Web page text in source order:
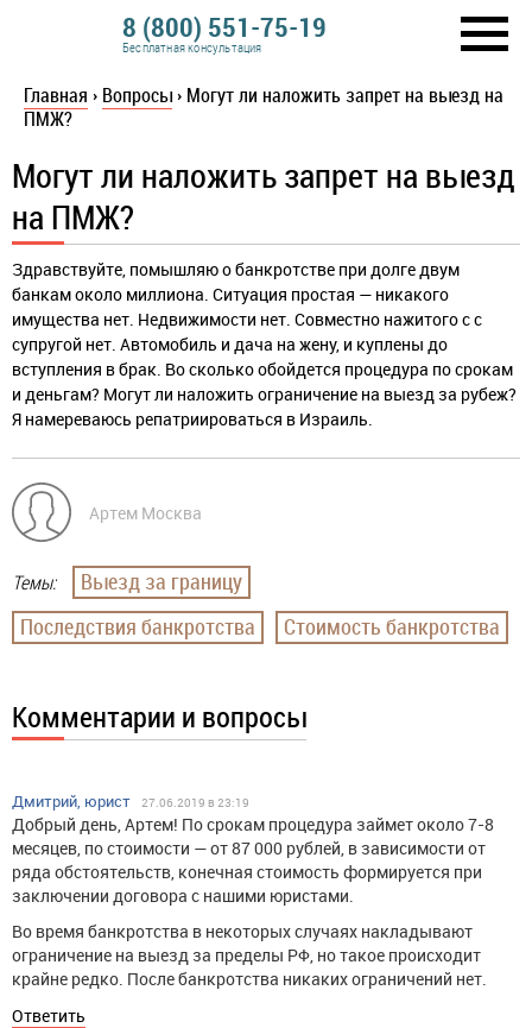
8 (800) 551-75-19
Бесплатная консультация
Главная › Вопросы › Могут ли наложить запрет на выезд на
ПМЖ?
Могут ли наложить запрет на выезд
на ПМЖ?
Здравствуйте, помышляю о банкротстве при долге двум
банкам около миллиона. Ситуация простая — никакого
имущества нет. Недвижимости нет. Совместно нажитого с с
супругой нет. Автомобиль и дача на жену, и куплены до
вступления в брак. Во сколько обойдется процедура по срокам
и деньгам? Могут ли наложить ограничение на выезд за рубеж?
Я намереваюсь репатриироваться в Израиль.
Артем Москва
Темы:
Выезд за границу
Последствия банкротства
Стоимость банкротства
Комментарии и вопросы
Дмитрий, юрист 27.06.2019 в 23:19
Добрый день, Артем! По срокам процедура займет около 7-8
месяцев, по стоимости — от 87 000 рублей, в зависимости от
ряда обстоятельств, конечная стоимость формируется при
заключении договора с нашими юристами.
Во время банкротства в некоторых случаях накладывают
ограничение на выезд за пределы РФ, но такое происходит
крайне редко. После банкротства никаких ограничений нет.
Ответить